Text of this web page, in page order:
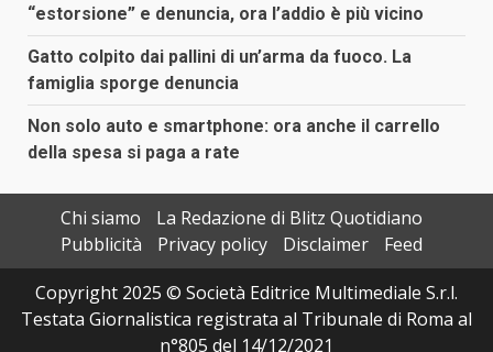
“estorsione” e denuncia, ora l’addio è più vicino
Gatto colpito dai pallini di un’arma da fuoco. La
famiglia sporge denuncia
Non solo auto e smartphone: ora anche il carrello
della spesa si paga a rate
Chi siamo
La Redazione di Blitz Quotidiano
Pubblicità
Privacy policy Disclaimer
Feed
Copyright 2025 © Società Editrice Multimediale S.r.l.
Testata Giornalistica registrata al Tribunale di Roma al
n°805 del 14/12/2021